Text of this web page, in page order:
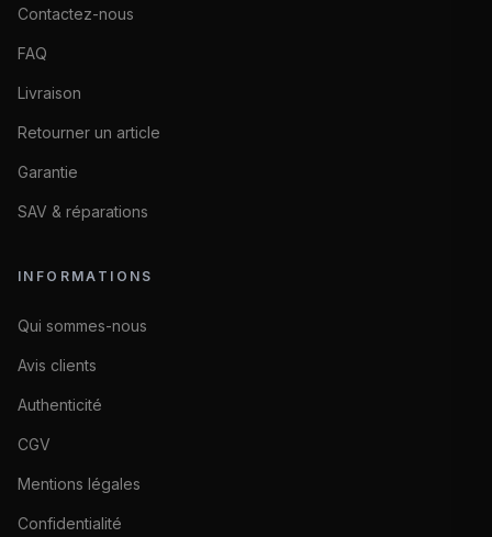
Contactez-nous
FAQ
Livraison
Retourner un article
Garantie
SAV & réparations
INFORMATIONS
Qui sommes-nous
Avis clients
Authenticité
CGV
Mentions légales
Confidentialité